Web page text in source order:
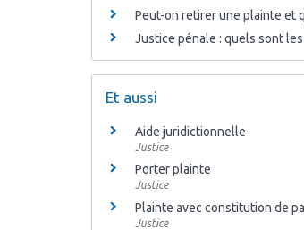
Peut-on retirer une plainte et
Justice pénale : quels sont
Et aussi
Aide juridictionnelle
Justice
Porter plainte
Justice
Plainte avec constitution de
Justice